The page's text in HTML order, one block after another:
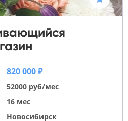
820 000 ₽
52000 руб/мес
16 мес
Новосибирск